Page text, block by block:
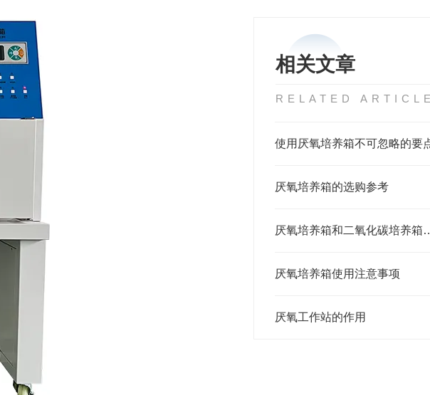
相关文章
RELATED
使用厌氧培养箱不可忽略的要
厌氧培养箱的选购参考
厌氧培养箱和
厌氧培养箱使用注意事项
厌氧工作站的作用